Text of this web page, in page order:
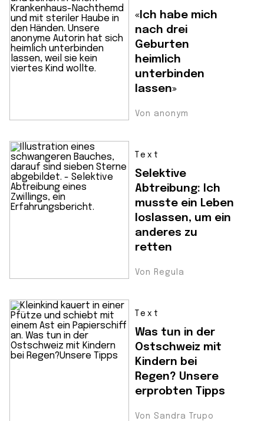
«Ich habe mich
nach drei
Geburten
heimlich
unterbinden
lassen»
Von anonym
Text
Selektive
Abtreibung: Ich
musste ein Leben
loslassen, um ein
anderes zu
retten
Von Regula
Text
Was tun in der
Ostschweiz mit
Kindern bei
Regen? Unsere
erprobten Tipps
Von Sandra Trupo